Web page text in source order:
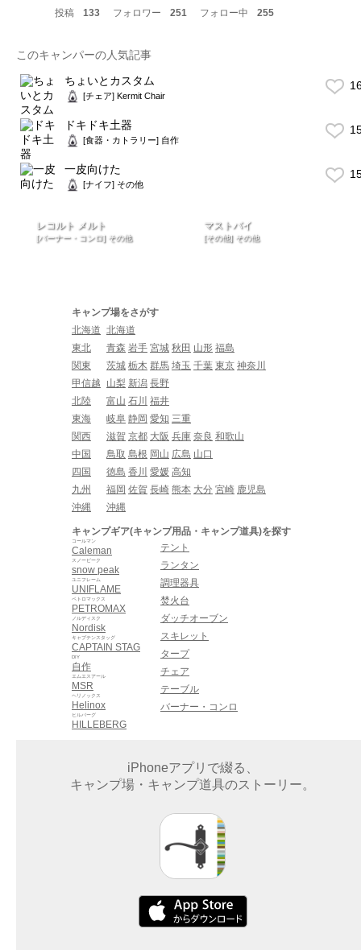
投稿
133 フォロワー 251 フォロー中 255
このキャンパーの人気記事
ちょいとカスタム
[チェア] Kermit Chair
ドキドキ土器
[食器・カトラリー] 自作
一皮向けた
[ナイフ] その他
レコルト メルト
[バーナー・コンロ] その他
マストバイ
[その他] その他
キャンプ場をさがす
北海道 北海道
東北
青森 岩手 宮城 秋田 山形 福島
関東
茨城 栃木 群馬 埼玉 千葉 東京 神奈川
甲信越
山梨 新潟 長野
北陸
富山 石川 福井
東海
岐阜 静岡 愛知 三重
関西
滋賀 京都 大阪 兵庫 奈良 和歌山
中国
鳥取 島根 岡山 広島 山口
四国
徳島 香川 愛媛 高知
九州
福岡 佐賀 長崎 熊本 大分 宮崎 鹿児島
沖縄
沖縄
キャンプギア(キャンプ用品・キャンプ道具)を探す
Caleman
コールマン
snow peak
スノーピーク
UNIFLAME
ユニフレーム
PETROMAX
ペトロマックス
Nordisk
ノルディスク
CAPTAIN STAG
キャプテンスタッグ
自作
DIY
MSR
エムエスアール
Helinox
ヘリノックス
HILLEBERG
ヒルバーグ
テント
ランタン
調理器具
焚火台
ダッチオーブン
スキレット
タープ
チェア
テーブル
バーナー・コンロ
iPhoneアプリで綴る、
キャンプ場・キャンプ道具のストーリー。